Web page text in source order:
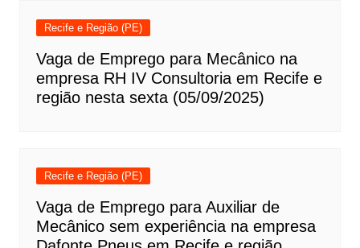
Recife e Região (PE)
Vaga de Emprego para Mecânico na
empresa RH IV Consultoria em Recife e
região nesta sexta (05/09/2025)
Recife e Região (PE)
Vaga de Emprego para Auxiliar de
Mecânico sem experiência na empresa